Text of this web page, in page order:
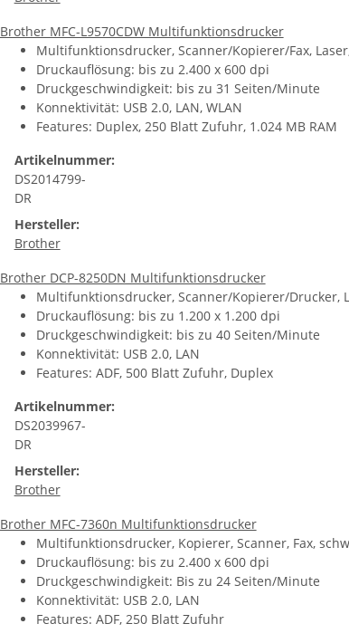
Brother MFC-L9570CDW Multifunktionsdrucker
Multifunktionsdrucker, Scanner/Kopierer/Fax,
Druckauflösung: bis zu 2.400 x 600 dpi
Druckgeschwindigkeit: bis zu 31 Seiten/Minute
Konnektivität: USB 2.0, LAN, WLAN
Features: Duplex, 250 Blatt Zufuhr, 1.024 MB RAM
Artikelnummer:
DS2014799-
DR
Hersteller:
Brother
Brother DCP-8250DN Multifunktionsdrucker
Multifunktionsdrucker, Scanner/Kopierer/Drucker,
Druckauflösung: bis zu 1.200 x 1.200 dpi
Druckgeschwindigkeit: bis zu 40 Seiten/Minute
Konnektivität: USB 2.0, LAN
Features: ADF, 500 Blatt Zufuhr, Duplex
Artikelnummer:
DS2039967-
DR
Hersteller:
Brother
Brother MFC-7360n Multifunktionsdrucker
Multifunktionsdrucker, Kopierer, Scanner, Fax,
Druckauflösung: bis zu 2.400 x 600 dpi
Druckgeschwindigkeit: Bis zu 24 Seiten/Minute
Konnektivität: USB 2.0, LAN
Features: ADF, 250 Blatt Zufuhr